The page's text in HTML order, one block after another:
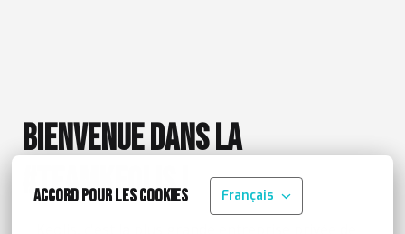
Accord pour les cookies Français
Bienvenue dans la
#TeamKeolis !